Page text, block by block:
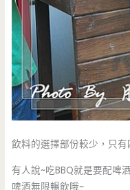
飲料的選擇部份較少，只
有人說~吃BBQ就是要配啤
啤酒無限暢飲哦~